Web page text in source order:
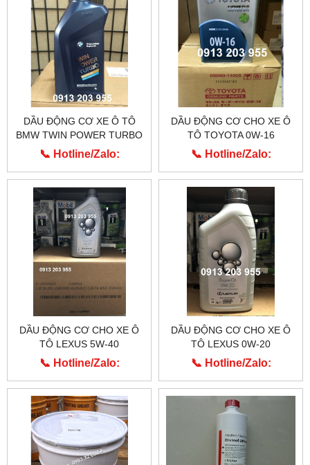
DẦU ĐỘNG CƠ XE Ô TÔ
BMW TWIN POWER TURBO
0W-30
📞 Hotline/Zalo:
0913.203.955
DẦU ĐỘNG CƠ CHO XE Ô
TÔ TOYOTA 0W-16
📞 Hotline/Zalo:
0913.203.955
DẦU ĐỘNG CƠ CHO XE Ô
TÔ LEXUS 5W-40
📞 Hotline/Zalo:
0913.203.955
DẦU ĐỘNG CƠ CHO XE Ô
TÔ LEXUS 0W-20
📞 Hotline/Zalo:
0913.203.955